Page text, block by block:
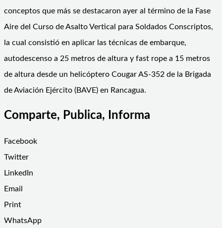
conceptos que más se destacaron ayer al término de la Fase
Aire del Curso de Asalto Vertical para Soldados Conscriptos,
la cual consistió en aplicar las técnicas de embarque,
autodescenso a 25 metros de altura y fast rope a 15 metros
de altura desde un helicóptero Cougar AS-352 de la Brigada
de Aviación Ejército (BAVE) en Rancagua.
Comparte, Publica, Informa
Facebook
Twitter
LinkedIn
Email
Print
WhatsApp